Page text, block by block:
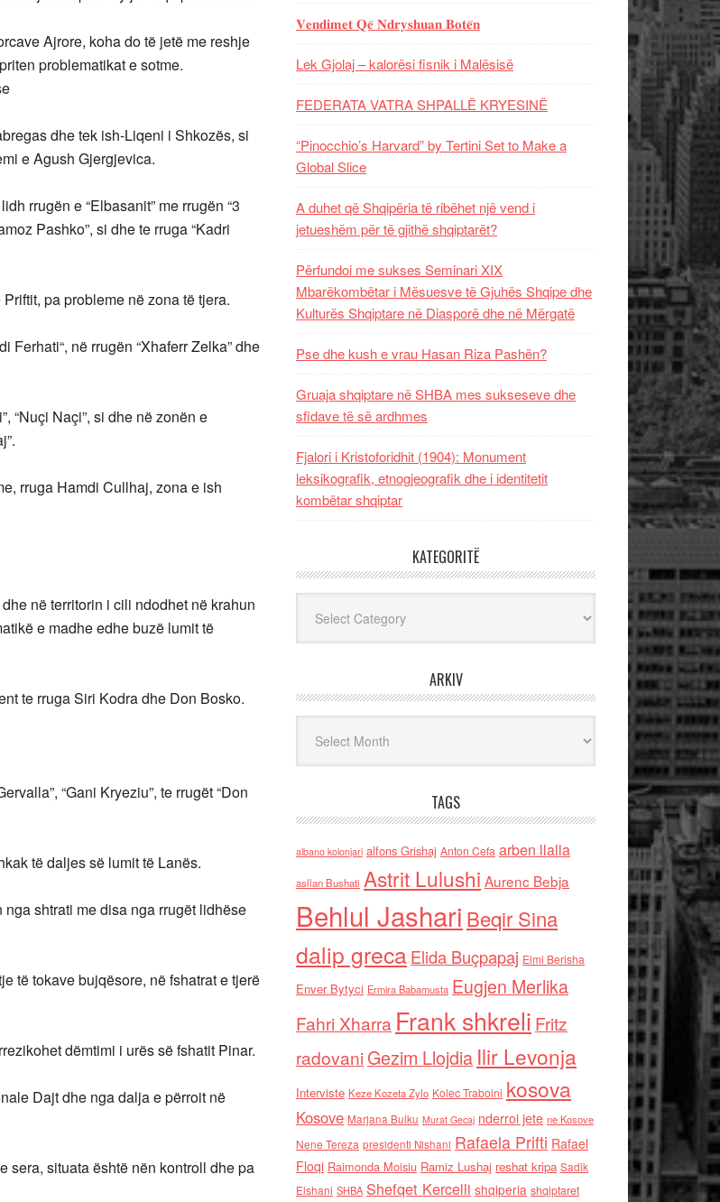
Ajrore, koha do të jetë me reshje
problematikat e sotme.
dhe tek ish-Liqeni i Shkozës, si
e Agush Gjergjevica.
rrugën e “Elbasanit” me rrugën “3
Pashko”, si dhe te rruga “Kadri
pa probleme në zona të tjera.
Ferhati“, në rrugën “Xhaferr Zelka” dhe
“Nuçi Naçi”, si dhe në zonën e
rruga Hamdi Cullhaj, zona e ish
dhe në territorin i cili ndodhet në krahun
e madhe edhe buzë lumit të
te rruga Siri Kodra dhe Don Bosko.
“Gani Kryeziu”, te rrugët “Don
të daljes së lumit të Lanës.
shtrati me disa nga rrugët lidhëse
të tokave bujqësore, në fshatrat e tjerë
dëmtimi i urës së fshatit Pinar.
Dajt dhe nga dalja e përroit në
sera, situata është nën kontroll dhe pa
𝐕𝐞𝐧𝐝𝐢𝐦𝐞𝐭 𝐐𝐞̈ 𝐍𝐝𝐫𝐲𝐬𝐡𝐮𝐚𝐧 𝐁𝐨𝐭𝐞̈𝐧
Lek Gjolaj – kalorësi fisnik i Malësisë
FEDERATA VATRA SHPALLË KRYESINË
“Pinocchio’s Harvard” by Tertini Set to Make a
Global Slice
A duhet që Shqipëria të ribëhet një vend i
jetueshëm për të gjithë shqiptarët?
Përfundoi me sukses Seminari XIX
Mbarëkombëtar i Mësuesve të Gjuhës Shqipe dhe
Kulturës Shqiptare në Diasporë dhe në Mërgatë
Pse dhe kush e vrau Hasan Riza Pashën?
Gruaja shqiptare në SHBA mes sukseseve dhe
sfidave të së ardhmes
Fjalori i Kristoforidhit (1904): Monument
leksikografik, etnogjeografik dhe i identitetit
kombëtar shqiptar
KATEGORITË
ARKIV
TAGS
albano kolonjari alfons Grishaj Anton Cefa arben llalla
asllan Bushati Astrit Lulushi Aurenc Bebja
Behlul Jashari Beqir Sina
dalip grecaElida Buçpapaj Elmi Berisha
Enver Bytyci Ermira Babamusta Eugjen Merlika
Fahri Xharra Frank shkreli Fritz
radovaniGezim Llojdia Ilir Levonja
Interviste Keze Kozeta Zylo Kolec Traboini kosova
Kosove Marjana Bulku Murat Gecaj nderroi jete ne Kosove
Nene Tereza presidenti Nishani Rafaela Prifti Rafael
Floqi Raimonda Moisiu Ramiz Lushaj reshat kripa Sadik
Elshani SHBA Shefqet Kercelli shqiperia shqiptaret